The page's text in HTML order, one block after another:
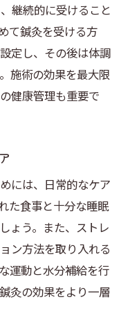
継続的に受けること
て鍼灸を受ける方
定し、その後は体調
施術の効果を最大限
健康管理も重要で
には、日常的なケア
た食事と十分な睡眠
ょう。また、ストレ
ン方法を取り入れる
運動と水分補給を行
灸の効果をより一層